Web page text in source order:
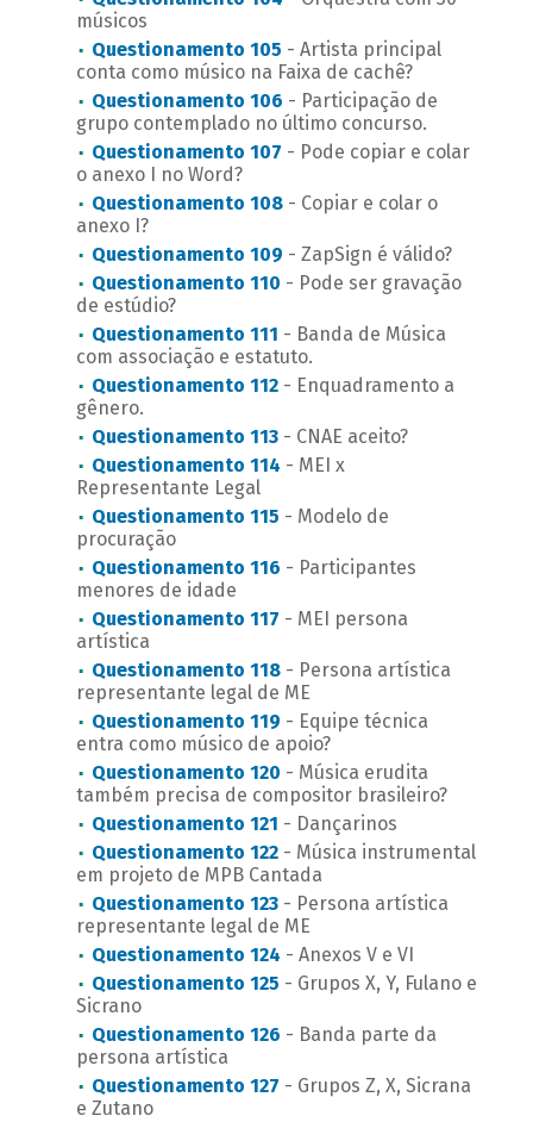
músicos
Questionamento 105 - Artista principal
conta como músico na Faixa de cachê?
Questionamento 106 - Participação de
grupo contemplado no último concurso.
Questionamento 107 - Pode copiar e colar
o anexo I no Word?
Questionamento 108 - Copiar e colar o
anexo I?
Questionamento 109 - ZapSign é válido?
Questionamento 110 - Pode ser gravação
de estúdio?
Questionamento 111 - Banda de Música
com associação e estatuto.
Questionamento 112 - Enquadramento a
gênero.
Questionamento 113 - CNAE aceito?
Questionamento 114 - MEI x
Representante Legal
Questionamento 115 - Modelo de
procuração
Questionamento 116 - Participantes
menores de idade
Questionamento 117 - MEI persona
artística
Questionamento 118 - Persona artística
representante legal de ME
Questionamento 119 - Equipe técnica
entra como músico de apoio?
Questionamento 120 - Música erudita
também precisa de compositor brasileiro?
Questionamento 121 - Dançarinos
Questionamento 122 - Música instrumental
em projeto de MPB Cantada
Questionamento 123 - Persona artística
representante legal de ME
Questionamento 124 - Anexos V e VI
Questionamento 125 - Grupos X, Y, Fulano e
Sicrano
Questionamento 126 - Banda parte da
persona artística
Questionamento 127 - Grupos Z, X, Sicrana
e Zutano